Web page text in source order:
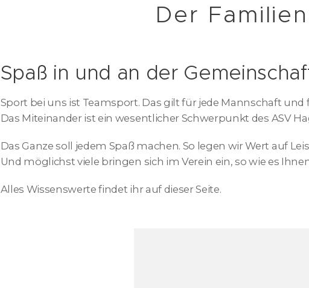
Der
Spaß in und an der
Sport bei uns ist Teamsport. Das gilt für jede Mannschaft und
Das Miteinander ist ein wesentlicher Schwerpunkt des ASV
Das Ganze soll jedem Spaß machen. So legen wir Wert auf
Und möglichst viele bringen sich im Verein ein, so wie es
Alles Wissenswerte findet ihr auf dieser Seite.